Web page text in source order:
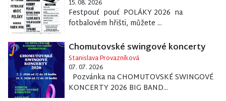
15. 08. 2026
Festpouť pouť POLÁKY 2026 na
fotbalovém hřišti, můžete ...
Chomutovské swingové koncerty
Stanislava Provazníková
07. 07. 2026
Pozvánka na CHOMUTOVSKÉ SWINGOVÉ
KONCERTY 2026 BIG BAND...